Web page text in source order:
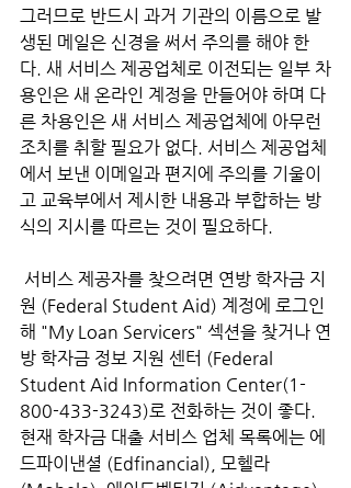
그러므로 반드시 과거 기관의 이름으로 발
생된 메일은 신경을 써서 주의를 해야 한
다. 새 서비스 제공업체로 이전되는 일부 차
용인은 새 온라인 계정을 만들어야 하며 다
른 차용인은 새 서비스 제공업체에 아무런
조치를 취할 필요가 없다. 서비스 제공업체
에서 보낸 이메일과 편지에 주의를 기울이
고 교육부에서 제시한 내용과 부합하는 방
식의 지시를 따르는 것이 필요하다.
원 (Federal Student Aid) 계정에 로그인
해 "My Loan Servicers" 섹션을 찾거나 연
방 학자금 정보 지원 센터 (Federal
Student Aid Information Center(1-
800-433-3243)로 전화하는 것이 좋다.
현재 학자금 대출 서비스 업체 목록에는 에
드파이낸셜 (Edfinancial), 모헬라